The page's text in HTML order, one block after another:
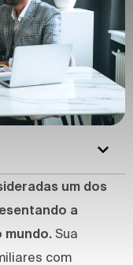
um dos
a
mundo. Sua
com